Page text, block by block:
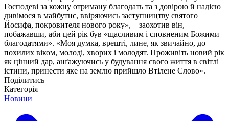
Господеві за кожну отриману благодать та з довірою й надією
дивімося в майбутнє, ввіряючись заступництву святого
Йосифа, покровителя нового року», – заохотив він,
побажавши, аби цей рік був «щасливим і сповненим Божими
благодатями». «Моя думка, врешті, лине, як звичайно, до
похилих віком, молоді, хворих і молодят. Проживіть новий рік
як цінний дар, анґажуючись у будування свого життя в світлі
істини, принести яке на землю прийшло Втілене Слово».
Поділитись
Категорія
Новини